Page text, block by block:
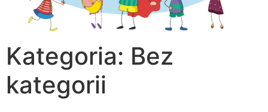
Kategoria: Bez
kategorii